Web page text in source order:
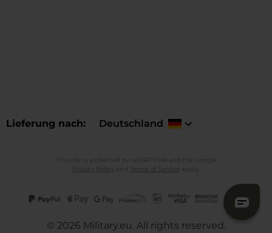
Lieferung nach Deutschland
© 2026 Military.eu. All rights reserved.
This site is protected by reCAPTCHA and the Google
Privacy Policy
and Terms of Service apply.